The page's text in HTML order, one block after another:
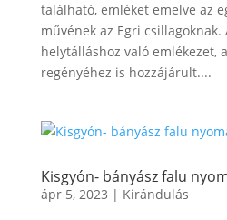
található, emléket emelve az
művének az Egri
helytálláshoz való emlékezet,
regényéhez is hozzájárult....
Kisgyón- bányász falu
ápr 5, 2023 | Kirándulás